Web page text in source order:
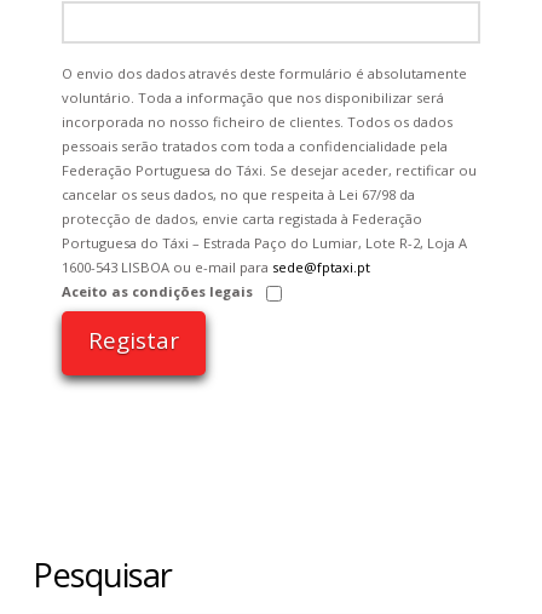
O envio dos dados através deste formulário é absolutamente
voluntário. Toda a informação que nos disponibilizar será
incorporada no nosso ficheiro de clientes. Todos os dados
pessoais serão tratados com toda a confidencialidade pela
Federação Portuguesa do Táxi. Se desejar aceder, rectificar ou
cancelar os seus dados, no que respeita à Lei 67/98 da
protecção de dados, envie carta registada à Federação
Portuguesa do Táxi – Estrada Paço do Lumiar, Lote R-2, Loja A
1600-543 LISBOA ou e-mail para sede@fptaxi.pt
Aceito as condições legais
Pesquisar